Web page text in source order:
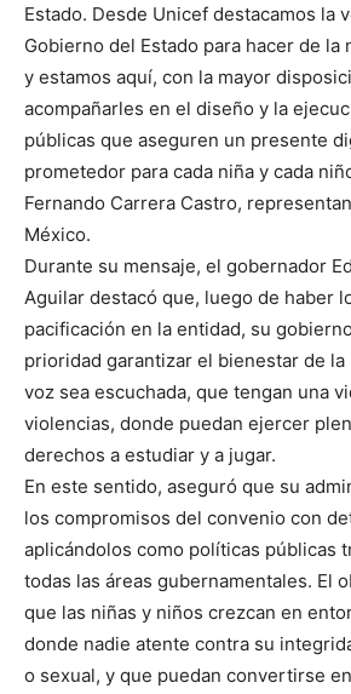
Estado. Desde Unicef destacamos la
Gobierno del Estado para hacer de la
y estamos aquí, con la mayor
acompañarles en el diseño y la
públicas que aseguren un presente
prometedor para cada niña y cada
Fernando Carrera Castro,
México.
Durante su mensaje, el gobernador
Aguilar destacó que, luego de haber
pacificación en la entidad, su
prioridad garantizar el bienestar de la
voz sea escuchada, que tengan una
violencias, donde puedan ejercer
derechos a estudiar y a jugar.
En este sentido, aseguró que su
los compromisos del convenio con
aplicándolos como políticas públicas
todas las áreas gubernamentales. El
que las niñas y niños crezcan en
donde nadie atente contra su
o sexual, y que puedan convertirse